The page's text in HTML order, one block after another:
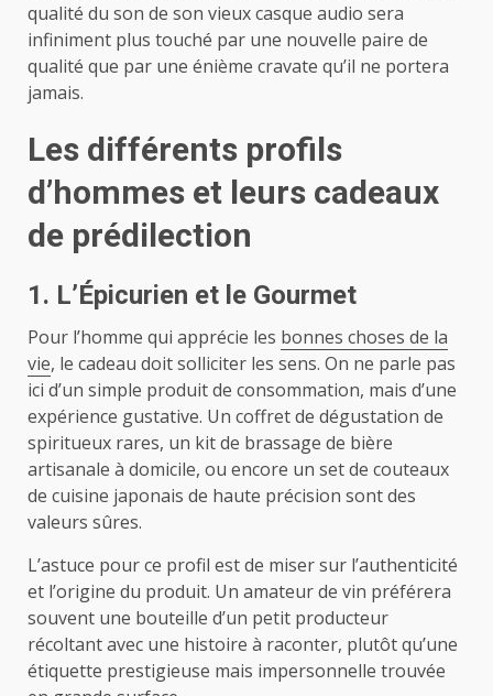
qualité du son de son vieux casque audio sera
infiniment plus touché par une nouvelle paire de
qualité que par une énième cravate qu’il ne portera
jamais.
Les différents profils
d’hommes et leurs cadeaux
de prédilection
1. L’Épicurien et le Gourmet
Pour l’homme qui apprécie les bonnes choses de la
vie, le cadeau doit solliciter les sens. On ne parle pas
ici d’un simple produit de consommation, mais d’une
expérience gustative. Un coffret de dégustation de
spiritueux rares, un kit de brassage de bière
artisanale à domicile, ou encore un set de couteaux
de cuisine japonais de haute précision sont des
valeurs sûres.
L’astuce pour ce profil est de miser sur l’authenticité
et l’origine du produit. Un amateur de vin préférera
souvent une bouteille d’un petit producteur
récoltant avec une histoire à raconter, plutôt qu’une
étiquette prestigieuse mais impersonnelle trouvée